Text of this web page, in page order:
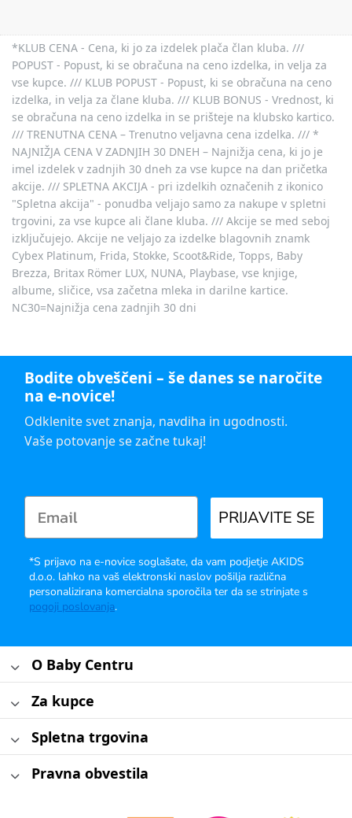
*KLUB CENA - Cena, ki jo za izdelek plača član kluba. ///
POPUST - Popust, ki se obračuna na ceno izdelka, in velja za
vse kupce. /// KLUB POPUST - Popust, ki se obračuna na ceno
izdelka, in velja za člane kluba. /// KLUB BONUS - Vrednost, ki
se obračuna na ceno izdelka in se prišteje na klubsko kartico.
/// TRENUTNA CENA – Trenutno veljavna cena izdelka. /// *
NAJNIŽJA CENA V ZADNJIH 30 DNEH – Najnižja cena, ki jo je
imel izdelek v zadnjih 30 dneh za vse kupce na dan pričetka
akcije. /// SPLETNA AKCIJA - pri izdelkih označenih z ikonico
"Spletna akcija" - ponudba veljajo samo za nakupe v spletni
trgovini, za vse kupce ali člane kluba. /// Akcije se med seboj
izključujejo. Akcije ne veljajo za izdelke blagovnih znamk
Cybex Platinum, Frida, Stokke, Scoot&Ride, Topps, Baby
Brezza, Britax Römer LUX, NUNA, Playbase, vse knjige,
albume, sličice, vsa začetna mleka in darilne kartice.
NC30=Najnižja cena zadnjih 30 dni
Bodite obveščeni – še danes se naročite
na e-novice!
Odklenite svet znanja, navdiha in ugodnosti.
Vaše potovanje se začne tukaj!
PRIJAVITE SE
*S prijavo na e-novice soglašate, da vam podjetje AKIDS
d.o.o. lahko na vaš elektronski naslov pošilja različna
personalizirana komercialna sporočila ter da se strinjate s
pogoji poslovanja.
O Baby Centru
Za kupce
Spletna trgovina
Pravna obvestila